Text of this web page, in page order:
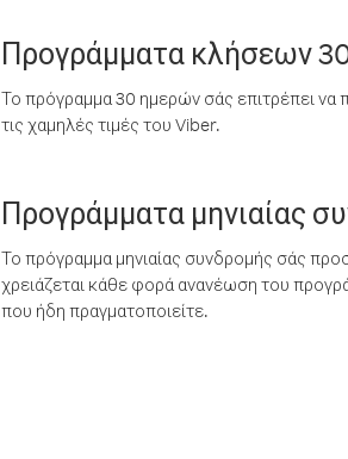
Προγράμματα κλήσεων
Το πρόγραμμα 30 ημερών σάς επιτρέπει να
τις χαμηλές τιμές του Viber.
Προγράμματα μηνιαίας
Το πρόγραμμα μηνιαίας συνδρομής σάς
χρειάζεται κάθε φορά ανανέωση του
που ήδη πραγματοποιείτε.